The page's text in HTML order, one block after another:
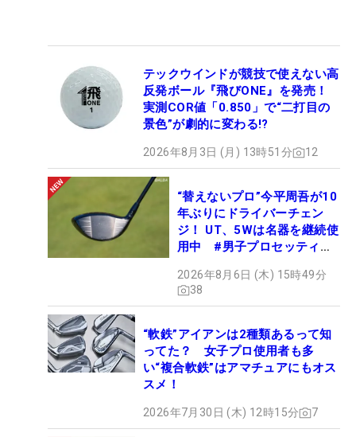
テックウインドが競技で使えない高
反発ボール『飛びONE』を発売！
実測COR値「0.850」で“二打目の
景色”が劇的に変わる!?
2026年8月3日 (月) 13時51分 12
“替えないプロ”今平周吾が10
年ぶりにドライバーチェン
ジ！ UT、5Wは名器を継続使
用中 #男子プロセッティン
2026年8月6日 (木) 15時49分
38
“軟鉄”アイアンは2種類あるって知
ってた？ 女子プロ使用者も多
い“複合軟鉄”はアマチュアにもオス
スメ！
2026年7月30日 (木) 12時15分 7